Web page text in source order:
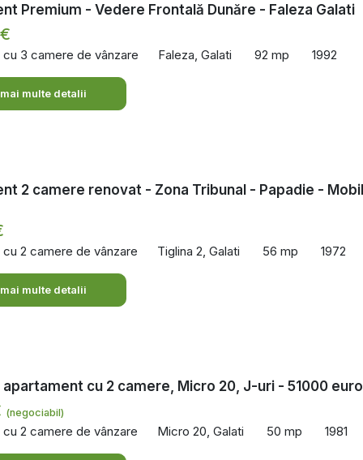
Premium - Vedere Frontală Dunăre - Faleza Galati
3 camere de vânzare Faleza, Galati 92 mp 1992
multe detalii
2 camere renovat - Zona Tribunal - Papadie -
2 camere de vânzare Tiglina 2, Galati 56 mp 1972
multe detalii
apartament cu 2 camere, Micro 20, J-uri - 51000 euro
(negociabil)
2 camere de vânzare Micro 20, Galati 50 mp 1981